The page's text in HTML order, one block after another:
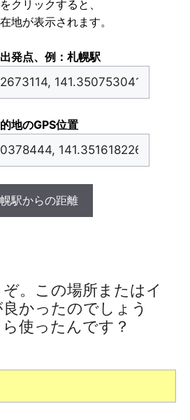
クリックすると、
地が表示されます。
発点、例：札幌駅
地のGPS位置
駅からの距離
。この場所またはイ
かったのでしょう
使ったんです？